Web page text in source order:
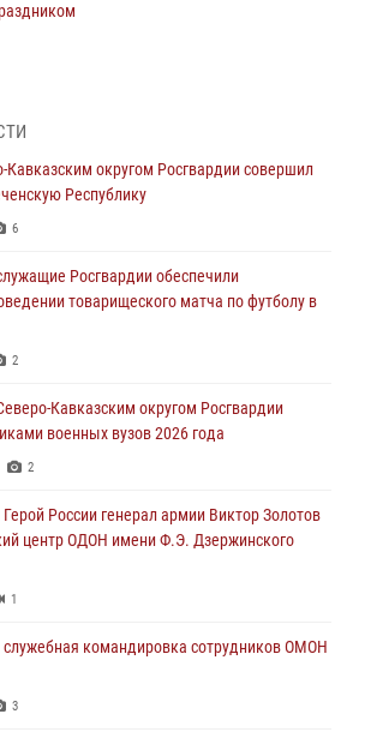
10 1
военнослужащие Росгвардии почтили
2
Уральского округа Росгвардии почтили
при исполнении воинского долга
прошли мероприятия к
И.К. Яковлева
мужчину, открывшего стрельбу в
округом Росгвардии совершил
Республику
6
Росгвардии обеспечили
товарищеского матча по футболу в
2
Кавказским округом Росгвардии
военных вузов 2026 года
2
России генерал армии Виктор Золотов
центр ОДОН имени Ф.Э. Дзержинского
1
командировка сотрудников ОМОН
3